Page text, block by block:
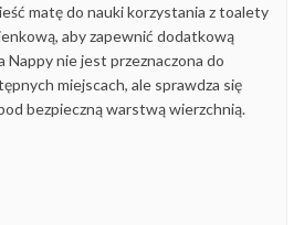
matę do nauki korzystania z toalety
aby zapewnić dodatkową
Nappy nie jest przeznaczona do
miejscach, ale sprawdza się
bezpieczną warstwą wierzchnią.